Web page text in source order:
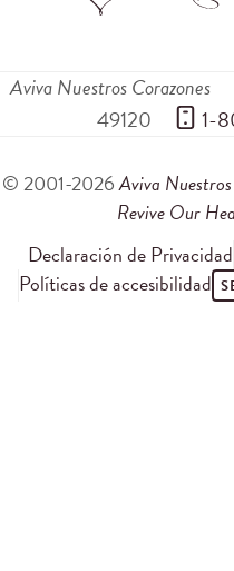
Aviva Nuestros Corazones
49120
1-
© 2001-2026Aviva
Revive Our
Declaración de Privacidad
Políticas de accesibilidad